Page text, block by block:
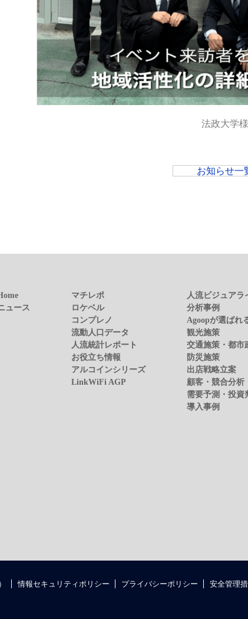
法政大学様
お知らせ一
ュース
マチレポ
ロケベル
コンプレノ
流動人口データ
人流統計レポート
お役立ち情報
アルコインシリーズ
LinkWiFi AGP
人流ビジュアラ
分析事例
Agoopが選ばれ
観光施策
交通施策・都市
防災施策
出店戦略立案
顧客・競合分析
需要予測・投資
導入事例
情報セキュリティポリシー プライバシーポリシー 安全管理